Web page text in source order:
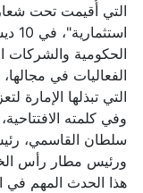
التي أُقيمت تحت
استثمارية"، في 10 ديسمبر 2024، و
الحكومية والشركات
الفعاليات في
التي تبذلها الإمارة
وفي كلمته
سلطان القاسمي،
ورئيس مطار رأس
هذا الحدث المهم في